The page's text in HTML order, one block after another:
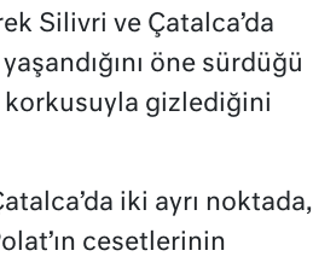
Silivri ve Çatalca’da
öne sürdüğü
korkusuyla gizlediğini
iki ayrı noktada,
cesetlerinin